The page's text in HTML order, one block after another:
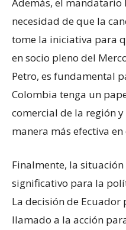
necesidad de que la
tome la iniciativa para
en socio pleno del
Petro, es fundamental
Colombia tenga un
comercial de la región
manera más efectiva
Finalmente, la
significativo para la
La decisión de Ecuador
llamado a la acción